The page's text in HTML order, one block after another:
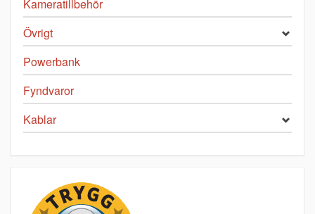
Kameratillbehör
Övrigt
Powerbank
Fyndvaror
Kablar